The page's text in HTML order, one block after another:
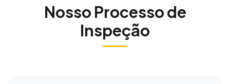
Nosso Processo de
Inspeção